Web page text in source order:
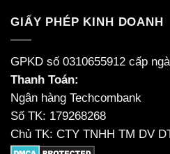
GIẤY PHÉP KINH DOANH
GPKD số 0310655912 cấp
Thanh Toán:
Ngân hàng Techcombank
Số TK: 179268268
Chủ TK: CTY TNHH TM DV